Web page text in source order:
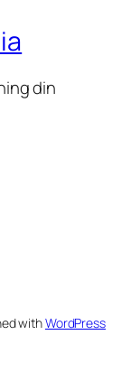
din
withWordPress